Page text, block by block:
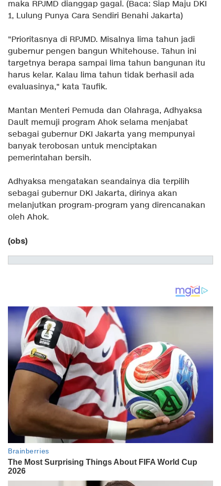
maka RPJMD dianggap gagal. (Baca: Siap Maju DKI
1, Lulung Punya Cara Sendiri Benahi Jakarta)
"Prioritasnya di RPJMD. Misalnya lima tahun jadi
gubernur pengen bangun Whitehouse. Tahun ini
targetnya berapa sampai lima tahun bangunan itu
harus kelar. Kalau lima tahun tidak berhasil ada
evaluasinya," kata Taufik.
Mantan Menteri Pemuda dan Olahraga, Adhyaksa
Dault memuji program Ahok selama menjabat
sebagai gubernur DKI Jakarta yang mempunyai
banyak terobosan untuk menciptakan
pemerintahan bersih.
Adhyaksa mengatakan seandainya dia terpilih
sebagai gubernur DKI Jakarta, dirinya akan
melanjutkan program-program yang direncanakan
oleh Ahok.
(obs)